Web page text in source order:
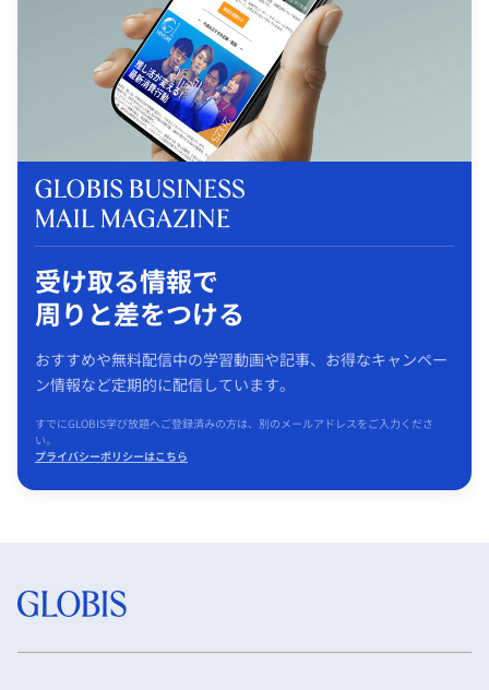
受け取る情報で
周りと差をつける
おすすめや無料配信中の学習動画や記事、お得なキャンペー
ン情報など定期的に配信しています。
すでにGLOBIS学び放題へご登録済みの方は、別のメールアドレスをご入力くださ
い。
プライバシーポリシーはこちら